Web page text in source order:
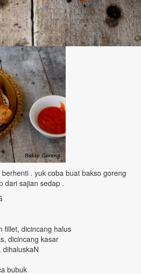
. yuk coba buat bakso goreng
dari sajian sedap .
fillet, dicincang halus
dicincang kasar
dihaluskaN
bubuk